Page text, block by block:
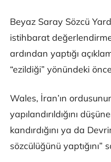
Beyaz Saray Sözcü
istihbarat
ardından yaptığı
“ezildiği” yönündeki
Wales, İran’ın
yapılandırıldığını
kandırdığını ya da
sözcülüğünü yaptığını”